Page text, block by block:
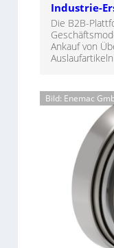
Industrie-
Die B2B-
Ankauf von
Bild: Enemac